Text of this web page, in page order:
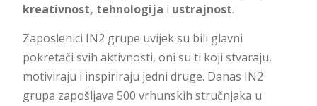
kreativnost, tehnologija i ustrajnost.
Zaposlenici IN2 grupe uvijek su bili glavni
pokretači svih aktivnosti, oni su ti koji stvaraju,
motiviraju i inspiriraju jedni druge. Danas IN2
grupa zapošljava 500 vrhunskih stručnjaka u